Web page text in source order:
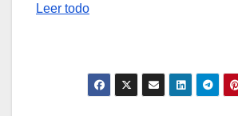
Leer todo